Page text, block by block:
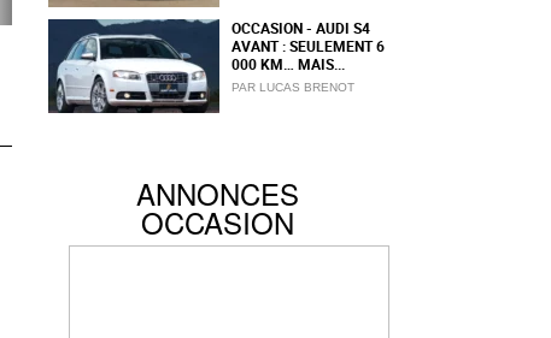
OCCASION - AUDI S4
AVANT : SEULEMENT 6
000 KM… MAIS...
PAR LUCAS BRENOT
ANNONCES
OCCASION